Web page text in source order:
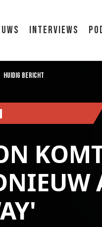
Interviews
Huidig bericht